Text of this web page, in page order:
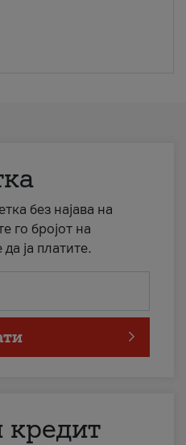
без најава на
го бројот на
ја платите.
кредит